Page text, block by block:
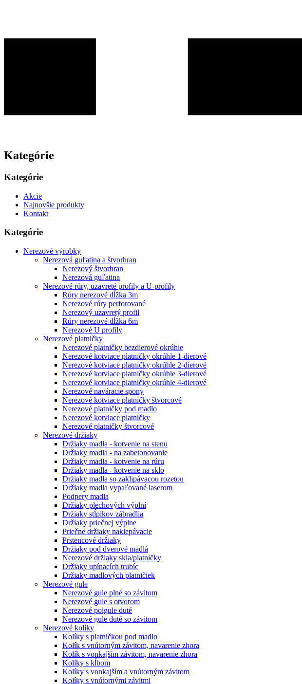
Kategórie
Kategórie
Akcie
Najnovšie produkty
Kontakt
Kategórie
Nerezové výrobky
Nerezová guľatina a štvorhran
Nerezový štvorhran
Nerezová guľatina
Nerezové rúry, uzavreté profily a U-profily
Rúry nerezové dĺžka 3m
Nerezové rúry perforované
Nerezový uzavretý profil
Rúry nerezové dĺžka 6m
Nerezové U profily
Nerezové platničky
Nerezové platničky bezdierové okrúhle
Nerezové kotviace platničky okrúhle 1-dierové
Nerezové kotviace platničky okrúhle 2-dierové
Nerezové kotviace platničky okrúhle 3-dierové
Nerezové kotviace platničky okrúhle 4-dierové
Nerezové naváracie spony
Nerezové kotviace platničky štvorcové
Nerezové platničky pod madlo
Nerezové kotviace platničky
Nerezové platničky štvorcové
Nerezové držiaky
Držiaky madla - kotvenie na stenu
Držiaky madla - na zabetonovanie
Držiaky madla - kotvenie na rúru
Držiaky madla - kotvenie na sklo
Držiaky madla so zaklipávacou rozetou
Držiaky madla vypaľované laserom
Podpery madla
Držiaky plechových výplní
Držiaky stĺpikov zábradlia
Držiaky priečnej výplne
Priečne držiaky naklepávacie
Prstencové držiaky
Držiaky pod dverové madlá
Nerezové držiaky skla/platničky
Držiaky upínacích trubíc
Držiaky madlových platničiek
Nerezové gule
Nerezové gule plné so závitom
Nerezové gule s otvorom
Nerezové polgule duté
Nerezové gule duté so závitom
Nerezové kolíky
Kolíky s platničkou pod madlo
Kolík s vnútorným závitom, navarenie zhora
Kolík s vonkajším závitom, navarenie zhora
Kolíky s kĺbom
Kolíky s vonkajším a vnútorným závitom
Kolíky s vnútornými závitmi